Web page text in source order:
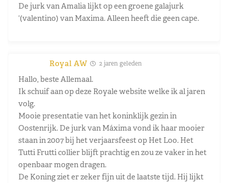
De jurk van Amalia lijkt op een groene galajurk
‘(valentino) van Maxima. Alleen heeft die geen cape.
Royal AW 2 jaren geleden
Hallo, beste Allemaal.
Ik schuif aan op deze Royale website welke ik al jaren
volg.
Mooie presentatie van het koninklijk gezin in
Oostenrijk. De jurk van Máxima vond ik haar mooier
staan in 2007 bij het verjaarsfeest op Het Loo. Het
Tutti Frutti collier blijft prachtig en zou ze vaker in het
openbaar mogen dragen.
De Koning ziet er zeker fijn uit de laatste tijd. Hij lijkt